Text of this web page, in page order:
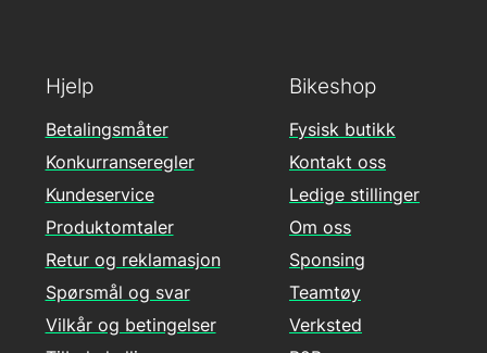
Hjelp
Betalingsmåter
Konkurranseregler
Kundeservice
Produktomtaler
Retur og reklamasjon
Spørsmål og svar
Vilkår og betingelser
Bikeshop
Fysisk butikk
Kontakt oss
Ledige stillinger
Om oss
Sponsing
Teamtøy
Verksted